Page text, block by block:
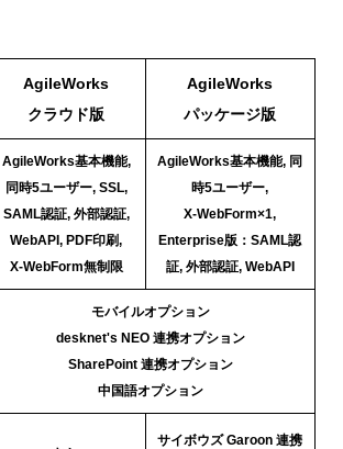
AgileWorks
クラウド版
AgileWorks
パッケージ版
AgileWorks基本機能,
同時5ユーザー, SSL,
SAML認証, 外部認証,
WebAPI, PDF印刷,
X-WebForm無制限
AgileWorks基本機能, 同
時5ユーザー,
X-WebForm×1,
Enterprise版：SAML認
証, 外部認証, WebAPI
モバイルオプション
desknet's NEO 連携オプション
SharePoint 連携オプション
中国語オプション
サイボウズ Garoon 連携